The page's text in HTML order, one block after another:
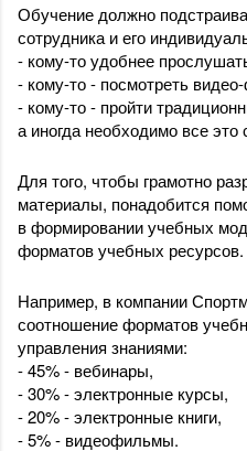
Обучение должно
сотрудника и его
- кому-то удобнее
- кому-то - посмотреть
- кому-то - пройти
а иногда необходимо все это
Для того, чтобы грамотно
материалы, понадобится
в формировании учебных
форматов учебных ресурсов.
Например, в компании
соотношение форматов
управления знаниями:
- 45% - вебинары,
- 30% - электронные курсы,
- 20% - электронные книги,
- 5% - видеофильмы.